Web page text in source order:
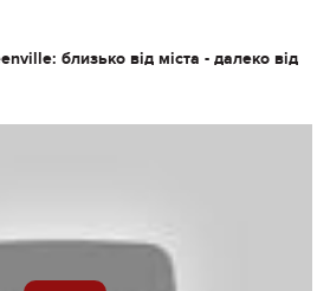
близько від міста - далеко від